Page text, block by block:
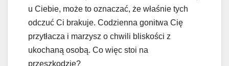
u Ciebie, może to oznaczać, że właśnie tych
odczuć Ci brakuje. Codzienna gonitwa Cię
przytłacza i marzysz o chwili bliskości z
ukochaną osobą. Co więc stoi na
przeszkodzie?